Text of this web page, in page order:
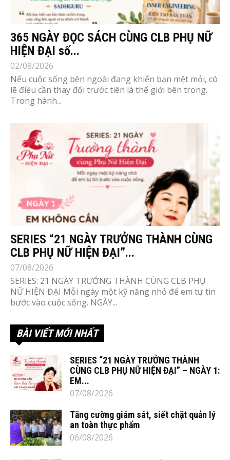
365 NGÀY ĐỌC SÁCH CÙNG CLB PHỤ NỮ
HIỆN ĐẠI số...
02/08/2026
Nếu cuộc sống bên ngoài đang khiến bạn mệt mỏi, có
lẽ điều cần thay đổi trước tiên là thế giới bên trong.
Trong hành...
SERIES “21 NGÀY TRƯỞNG THÀNH CÙNG
CLB PHỤ NỮ HIỆN ĐẠI”...
07/08/2026
SERIES: 21 NGÀY TRƯỞNG THÀNH CÙNG CLB PHỤ
NỮ HIỆN ĐẠI Mỗi ngày một kỹ năng nhỏ để em tự tin
bước vào cuộc sống. NGÀY...
BÀI VIẾT MỚI NHẤT
SERIES “21 NGÀY TRƯỞNG THÀNH
CÙNG CLB PHỤ NỮ HIỆN ĐẠI” – NGÀY 1:
EM...
07/08/2026
Tăng cường giám sát, siết chặt quản lý
an toàn thực phẩm
06/08/2026